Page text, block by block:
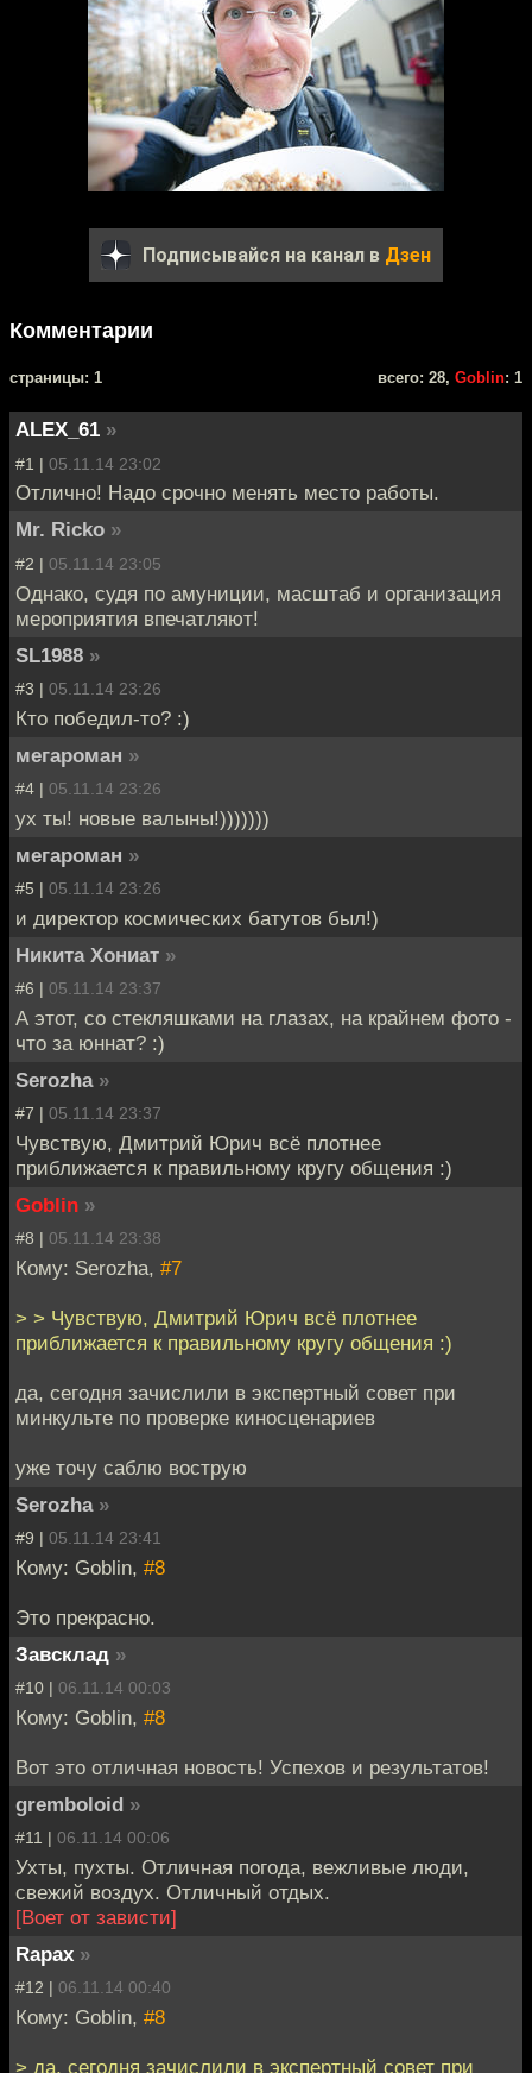
Подписывайся на канал в Дзен
Комментарии
cтраницы: 1 всего: 28, Goblin: 1
ALEX_61 »
#1 | 05.11.14 23:02
Отлично! Надо срочно менять место работы.
Mr. Ricko »
#2 | 05.11.14 23:05
Однако, судя по амуниции, масштаб и организация
мероприятия впечатляют!
SL1988 »
#3 | 05.11.14 23:26
Кто победил-то? :)
мегароман »
#4 | 05.11.14 23:26
ух ты! новые валыны!)))))))
мегароман »
#5 | 05.11.14 23:26
и директор космических батутов был!)
Никита Хониат »
#6 | 05.11.14 23:37
А этот, со стекляшками на глазах, на крайнем фото -
что за юннат? :)
Serozha »
#7 | 05.11.14 23:37
Чувствую, Дмитрий Юрич всё плотнее
приближается к правильному кругу общения :)
Goblin »
#8 | 05.11.14 23:38
Кому: Serozha, #7
> > Чувствую, Дмитрий Юрич всё плотнее
приближается к правильному кругу общения :)
да, сегодня зачислили в экспертный совет при
минкульте по проверке киносценариев
уже точу саблю вострую
Serozha »
#9 | 05.11.14 23:41
Кому: Goblin, #8
Это прекрасно.
Завсклад »
#10 | 06.11.14 00:03
Кому: Goblin, #8
Вот это отличная новость! Успехов и результатов!
gremboloid »
#11 | 06.11.14 00:06
Ухты, пухты. Отличная погода, вежливые люди,
свежий воздух. Отличный отдых.
[Воет от зависти]
Rapax »
#12 | 06.11.14 00:40
Кому: Goblin, #8
> да, сегодня зачислили в экспертный совет при